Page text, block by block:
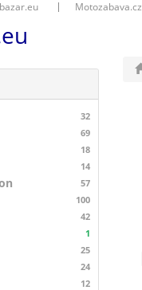
Motozabava.cz
32
69
18
14
57
100
42
1
25
24
12